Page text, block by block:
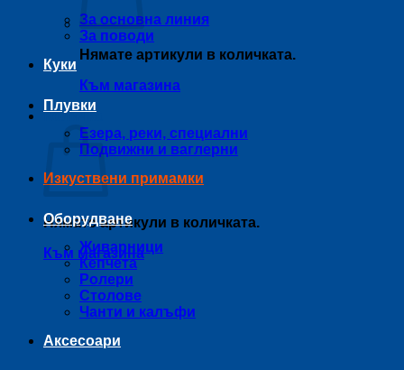
Нямате артикули в количката.
Към магазина
Количка
Нямате артикули в количката.
Към магазина
За основна линия
За поводи
Куки
Плувки
Езера, реки, специални
Подвижни и ваглерни
Изкуствени примамки
Оборудване
Живарници
Кепчета
Ролери
Столове
Чанти и калъфи
Аксесоари